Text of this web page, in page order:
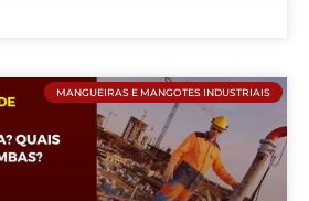
MANGUEIRAS E MANGOTES INDUSTRIAIS